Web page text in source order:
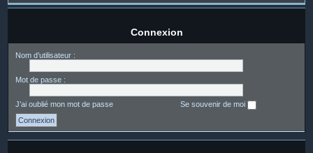
Connexion
Nom d’utilisateur :
Mot de passe :
J’ai oublié mon mot de passe Se souvenir de moi